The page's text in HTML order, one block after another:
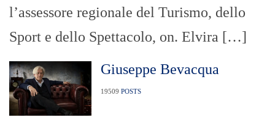
l’assessore regionale del Turismo, dello
Sport e dello Spettacolo, on. Elvira […]
Giuseppe Bevacqua
19509 POSTS